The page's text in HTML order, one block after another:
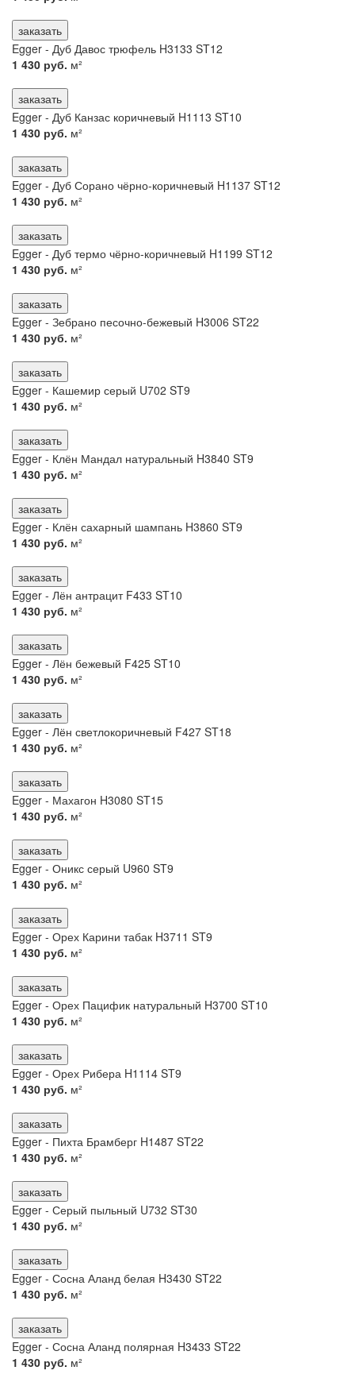
заказать
Egger - Дуб Давос трюфель H3133 ST12
1 430 руб. м²
заказать
Egger - Дуб Канзас коричневый H1113 ST10
1 430 руб. м²
заказать
Egger - Дуб Сорано чёрно-коричневый H1137 ST12
1 430 руб. м²
заказать
Egger - Дуб термо чёрно-коричневый H1199 ST12
1 430 руб. м²
заказать
Egger - Зебрано песочно-бежевый H3006 ST22
1 430 руб. м²
заказать
Egger - Кашемир серый U702 ST9
1 430 руб. м²
заказать
Egger - Клён Мандал натуральный H3840 ST9
1 430 руб. м²
заказать
Egger - Клён сахарный шампань H3860 ST9
1 430 руб. м²
заказать
Egger - Лён антрацит F433 ST10
1 430 руб. м²
заказать
Egger - Лён бежевый F425 ST10
1 430 руб. м²
заказать
Egger - Лён светлокоричневый F427 ST18
1 430 руб. м²
заказать
Egger - Махагон H3080 ST15
1 430 руб. м²
заказать
Egger - Оникс серый U960 ST9
1 430 руб. м²
заказать
Egger - Орех Карини табак H3711 ST9
1 430 руб. м²
заказать
Egger - Орех Пацифик натуральный H3700 ST10
1 430 руб. м²
заказать
Egger - Орех Рибера H1114 ST9
1 430 руб. м²
заказать
Egger - Пихта Брамберг H1487 ST22
1 430 руб. м²
заказать
Egger - Серый пыльный U732 ST30
1 430 руб. м²
заказать
Egger - Сосна Аланд белая H3430 ST22
1 430 руб. м²
заказать
Egger - Сосна Аланд полярная H3433 ST22
1 430 руб. м²